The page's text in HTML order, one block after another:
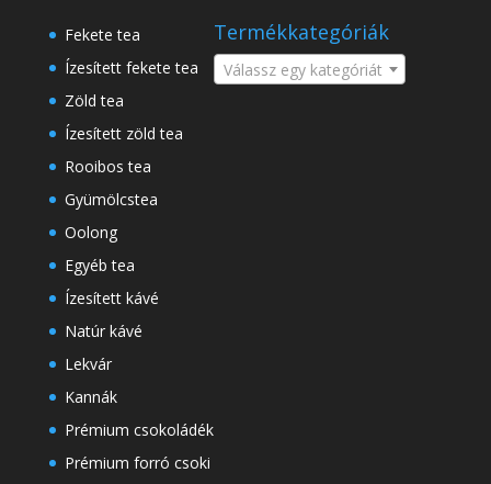
Fekete tea
Ízesített fekete tea
Zöld tea
Ízesített zöld tea
Rooibos tea
Gyümölcstea
Oolong
Egyéb tea
Ízesített kávé
Natúr kávé
Lekvár
Kannák
Prémium csokoládék
Prémium forró csoki
Termékkategóriák
Válassz egy kategóriát